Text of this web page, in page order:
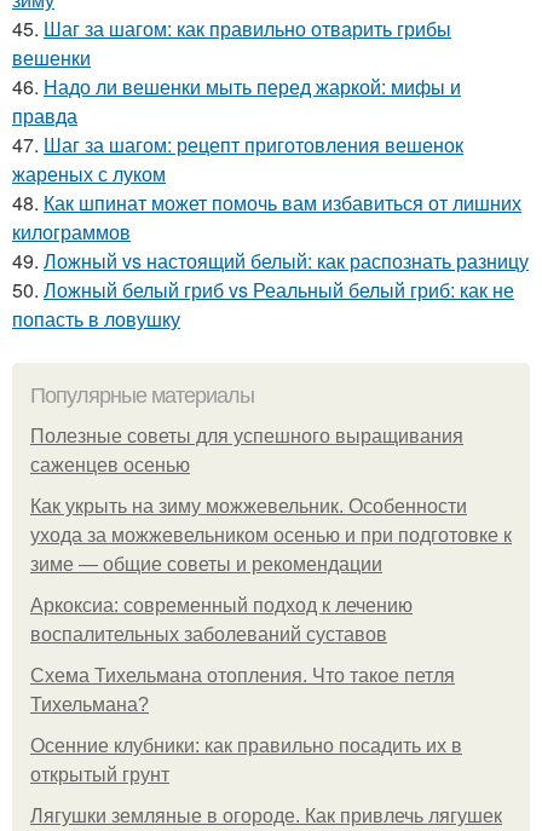
45. Шаг за шагом: как правильно отварить грибы
вешенки
46. Надо ли вешенки мыть перед жаркой: мифы и
правда
47. Шаг за шагом: рецепт приготовления вешенок
жареных с луком
48. Как шпинат может помочь вам избавиться от лишних
килограммов
49. Ложный vs настоящий белый: как распознать разницу
50. Ложный белый гриб vs Реальный белый гриб: как не
попасть в ловушку
Популярные материалы
Полезные советы для успешного выращивания
саженцев осенью
Как укрыть на зиму можжевельник. Особенности
ухода за можжевельником осенью и при подготовке к
зиме — общие советы и рекомендации
Аркоксиа: современный подход к лечению
воспалительных заболеваний суставов
Схема Тихельмана отопления. Что такое петля
Тихельмана?
Осенние клубники: как правильно посадить их в
открытый грунт
Лягушки земляные в огороде. Как привлечь лягушек